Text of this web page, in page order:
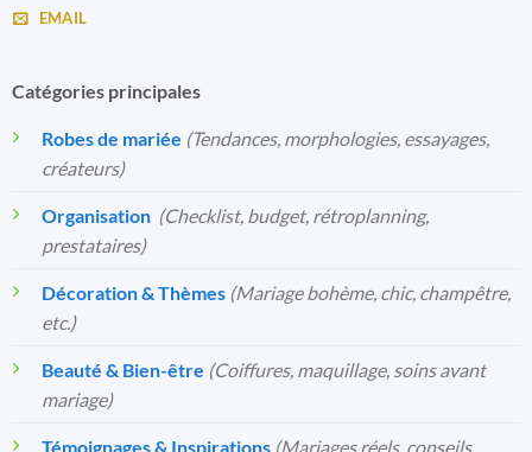
EMAIL
Catégories principales
Robes de mariée (Tendances, morphologies, essayages,
créateurs)
Organisation️ (Checklist, budget, rétroplanning,
prestataires)
Décoration & Thèmes (Mariage bohème, chic, champêtre,
etc.)
Beauté & Bien-être (Coiffures, maquillage, soins avant
mariage)
Témoignages & Inspirations (Mariages réels, conseils